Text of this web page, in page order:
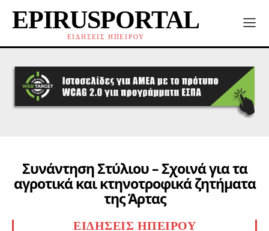
EPIRUSPORTAL
ΕΙΔΗΣΕΙΣ ΗΠΕΙΡΟΥ
Συνάντηση Στύλιου – Σχοινά για τα
αγροτικά και κτηνοτροφικά ζητήματα
της Άρτας
ΕΙΔΉΣΕΙΣ ΗΠΕΊΡΟΥ